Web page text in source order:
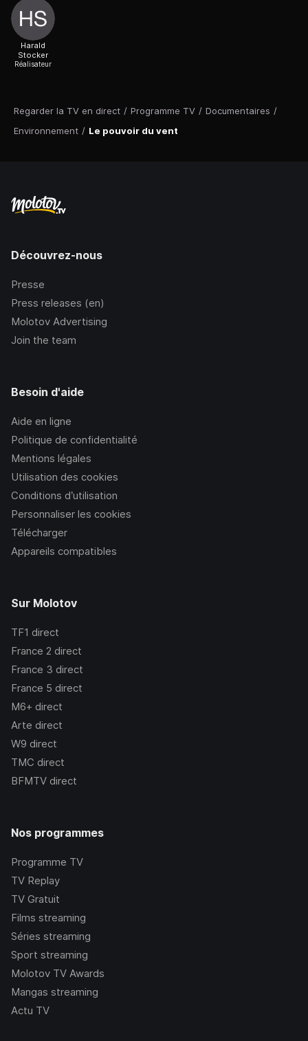
Regarder la TV en direct / Programme TV / Documentaires /
Environnement / Le pouvoir du vent
Harald
Stocker
Réalisateur
Découvrez-nous
Presse
Press releases (en)
Molotov Advertising
Join the team
Besoin d'aide
Aide en ligne
Politique de confidentialité
Mentions légales
Utilisation des cookies
Conditions d’utilisation
Personnaliser les cookies
Télécharger
Appareils compatibles
Sur Molotov
TF1 direct
France 2 direct
France 3 direct
France 5 direct
M6+ direct
Arte direct
W9 direct
TMC direct
BFMTV direct
Nos programmes
Programme TV
TV Replay
TV Gratuit
Films streaming
Séries streaming
Sport streaming
Molotov TV Awards
Mangas streaming
Actu TV